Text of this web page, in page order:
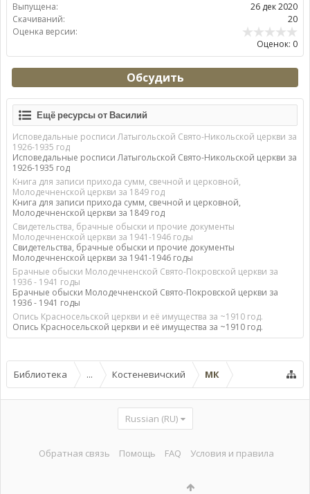
Выпущена:
26 дек 2020
Скачиваний:
20
Оценка версии:
Оценок: 0
Обсудить
Ещё ресурсы от Василий
Исповедальные росписи Латыгольской Свято-Никольской церкви за
1926-1935 год
Исповедальные росписи Латыгольской Свято-Никольской церкви за
1926-1935 год
Книга для записи прихода сумм, свечной и церковной,
Молодечненской церкви за 1849 год
Книга для записи прихода сумм, свечной и церковной,
Молодечненской церкви за 1849 год
Свидетельства, брачные обыски и прочие документы
Молодечненской церкви за 1941-1946 годы
Свидетельства, брачные обыски и прочие документы
Молодечненской церкви за 1941-1946 годы
Брачные обыски Молодечненской Свято-Покровской церкви за
1936 - 1941 годы
Брачные обыски Молодечненской Свято-Покровской церкви за
1936 - 1941 годы
Опись Красносельской церкви и её имущества за ~1910 год.
Опись Красносельской церкви и её имущества за ~1910 год.
Библиотека ... Костеневичский МК
Russian (RU)
Обратная связь Помощь FAQ Условия и правила